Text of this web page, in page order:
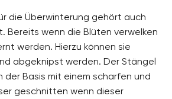
die Überwinterung gehört auch
Bereits wenn die Blüten verwelken
werden. Hierzu können sie
abgeknipst werden. Der Stängel
der Basis mit einem scharfen und
geschnitten wenn dieser